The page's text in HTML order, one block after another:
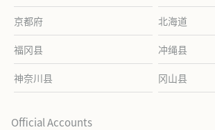
京都府 北海道
福冈县 冲绳县
神奈川县 冈山县
Official Accounts